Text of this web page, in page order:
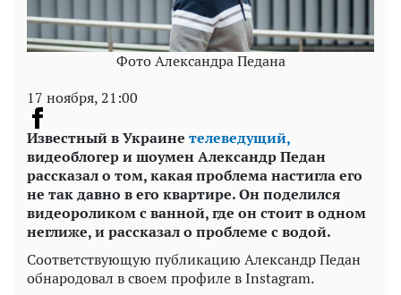
Фото Александра Педана
17 ноября, 21:00
Известный в Украине телеведущий,
видеоблогер и шоумен Александр Педан
рассказал о том, какая проблема настигла его
не так давно в его квартире. Он поделился
видеороликом с ванной, где он стоит в одном
неглиже, и рассказал о проблеме с водой.
Соответствующую публикацию Александр Педан
обнародовал в своем профиле в Instagram.